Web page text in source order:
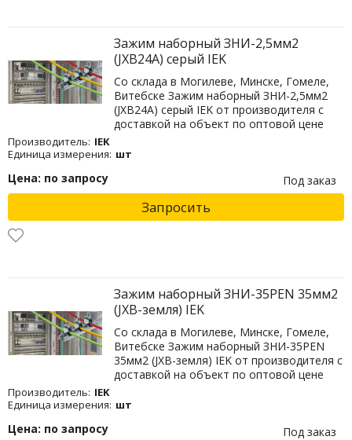
Зажим наборный ЗНИ-2,5мм2
(JXB24А) серый IEK
Со склада в Могилеве, Минске, Гомеле,
Витебске Зажим наборный ЗНИ-2,5мм2
(JXB24А) серый IEK от производителя с
доставкой на объект по оптовой цене
Производитель: IEK
Единица измерения: шт
Цена: по запросу Под заказ
Запросить
Зажим наборный ЗНИ-35PEN 35мм2
(JXB-земля) IEK
Со склада в Могилеве, Минске, Гомеле,
Витебске Зажим наборный ЗНИ-35PEN
35мм2 (JXB-земля) IEK от производителя с
доставкой на объект по оптовой цене
Производитель: IEK
Единица измерения: шт
Цена: по запросу Под заказ